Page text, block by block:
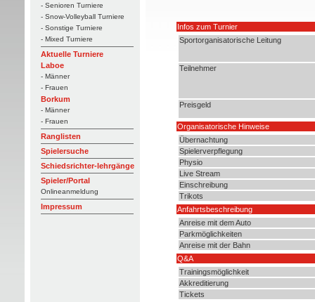
- Senioren Turniere
- Snow-Volleyball Turniere
- Sonstige Turniere
- Mixed Turniere
Aktuelle Turniere
Laboe
- Männer
- Frauen
Borkum
- Männer
- Frauen
Ranglisten
Spielersuche
Schiedsrichter-lehrgänge
Spieler/Portal
Onlineanmeldung
Impressum
Infos zum Turnier
Sportorganisatorische Leitung
Teilnehmer
Preisgeld
Organisatorische Hinweise
Übernachtung
Spielerverpflegung
Physio
Live Stream
Einschreibung
Trikots
Anfahrtsbeschreibung
Anreise mit dem Auto
Parkmöglichkeiten
Anreise mit der Bahn
Q&A
Trainingsmöglichkeit
Akkreditierung
Tickets